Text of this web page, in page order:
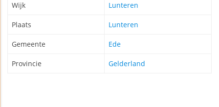
Wijk Lunteren
Plaats Lunteren
Gemeente Ede
Provincie Gelderland